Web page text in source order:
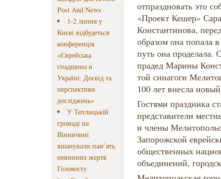
Post And News
1-2 липня у
Києві відбудеться
конференція
«Єврейська
спадщина в
Україні: Досвід та
перспективи
досліджень»
У Теплицькій
громаді на
Вінничині
вшанували пам’ять
невинних жертв
Голокосту
отпраздновать это
«Проект Кешер»
Константинова,
образом она попала
путь она
прадед Марины
той синагоги
100 лет внесла
Гостями праздника
представители
и члены
Запорожской
общественных
объединений,